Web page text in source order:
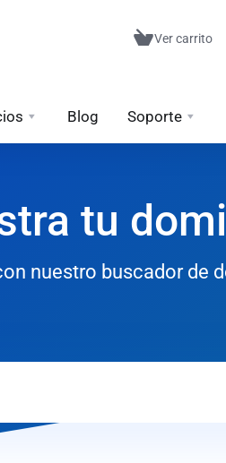
Ver carrito
Blog Soporte
tu
nuestro buscador de